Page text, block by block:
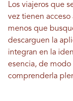
Los viajeros que
vez tienen
menos que
descarguen la
integran en la
esencia, de
comprenderla